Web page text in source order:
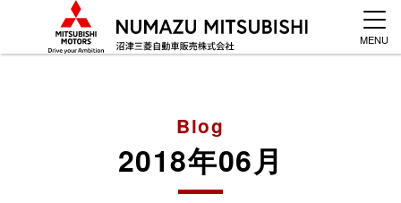
MENU
Blog
2018年06月